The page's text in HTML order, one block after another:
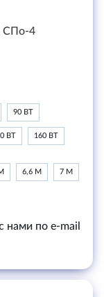
СПо-4
90 ВТ
ВТ 160 ВТ
6,6 М 7 М
нами по e-mail